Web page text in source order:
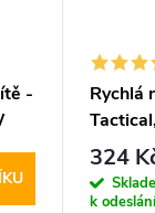
-
Rychlá
324
k